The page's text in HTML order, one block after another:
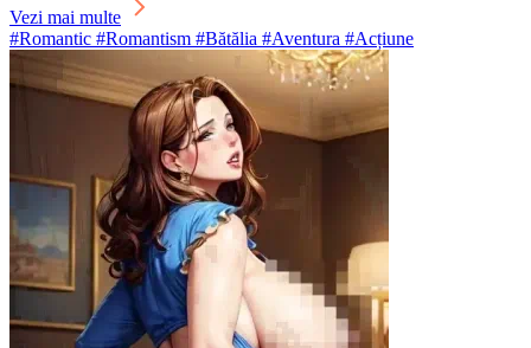
Vezi mai multe
#Romantic #Romantism #Bătălia #Aventura #Acțiune